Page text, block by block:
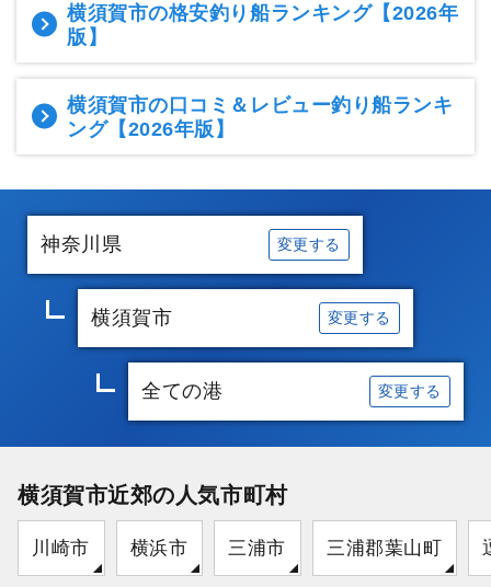
横須賀市の格安釣り船ランキング【2026年
版】
横須賀市の口コミ＆レビュー釣り船ランキ
ング【2026年版】
神奈川県 変更する
横須賀市 変更する
全ての港 変更する
横須賀市近郊の人気市町村
川崎市 横浜市 三浦市 三浦郡葉山町